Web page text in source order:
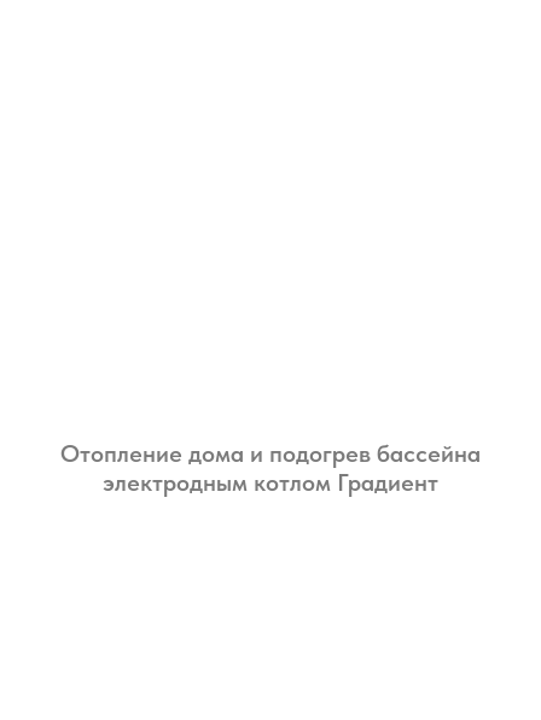
Отопление дома и подогрев бассейна
электродным котлом Градиент